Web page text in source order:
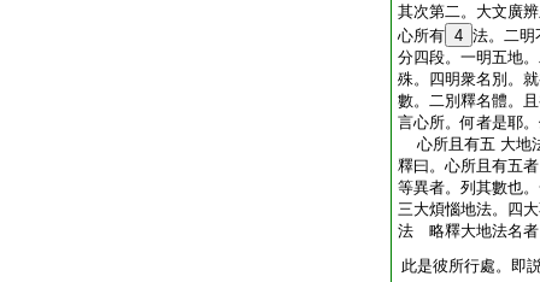
其次第二。大文廣
心所有 4 法。二明
分四段。一明五地
殊。四明衆名別。
數。二別釋名體。
言心所。何者是耶
心所且有五 大地
釋曰。心所且有五
等異者。列其數也
三大煩惱地法。四
法 略釋大地法名者
此是彼所行處。即